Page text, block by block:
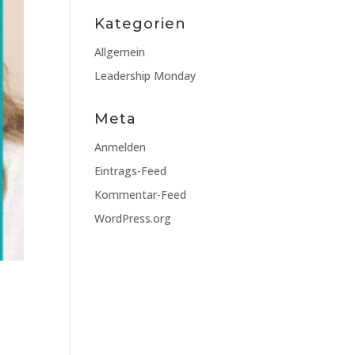
Kategorien
Allgemein
Leadership Monday
Meta
Anmelden
Eintrags-Feed
Kommentar-Feed
WordPress.org